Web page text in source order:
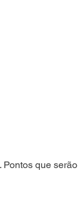
Pontos que serão